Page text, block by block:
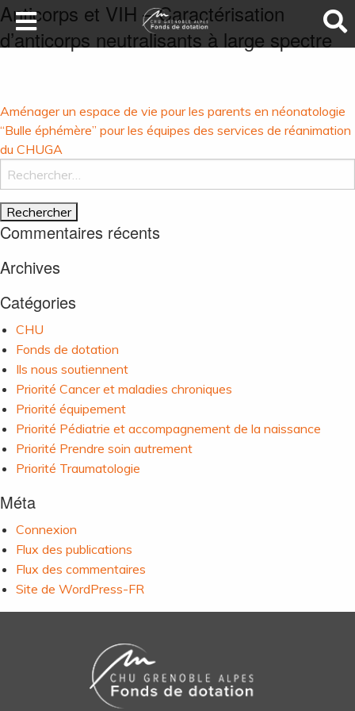
LA SANTÉ AU SOMMET
NOS PROJETS
ILS NOUS SOUTIENNENT
FAIRE UN DON
Anticorps et VIH – Caractérisation
d’anticorps neutralisants à large spectre
Navigation
de
l’article
Aménager un espace de vie pour les parents en néonatologie
“Bulle éphémère” pour les équipes des services de réanimation
du CHUGA
Rechercher :
Commentaires récents
Archives
Catégories
CHU
Fonds de dotation
Ils nous soutiennent
Priorité Cancer et maladies chroniques
Priorité équipement
Priorité Pédiatrie et accompagnement de la naissance
Priorité Prendre soin autrement
Priorité Traumatologie
Méta
Connexion
Flux des publications
Flux des commentaires
Site de WordPress-FR